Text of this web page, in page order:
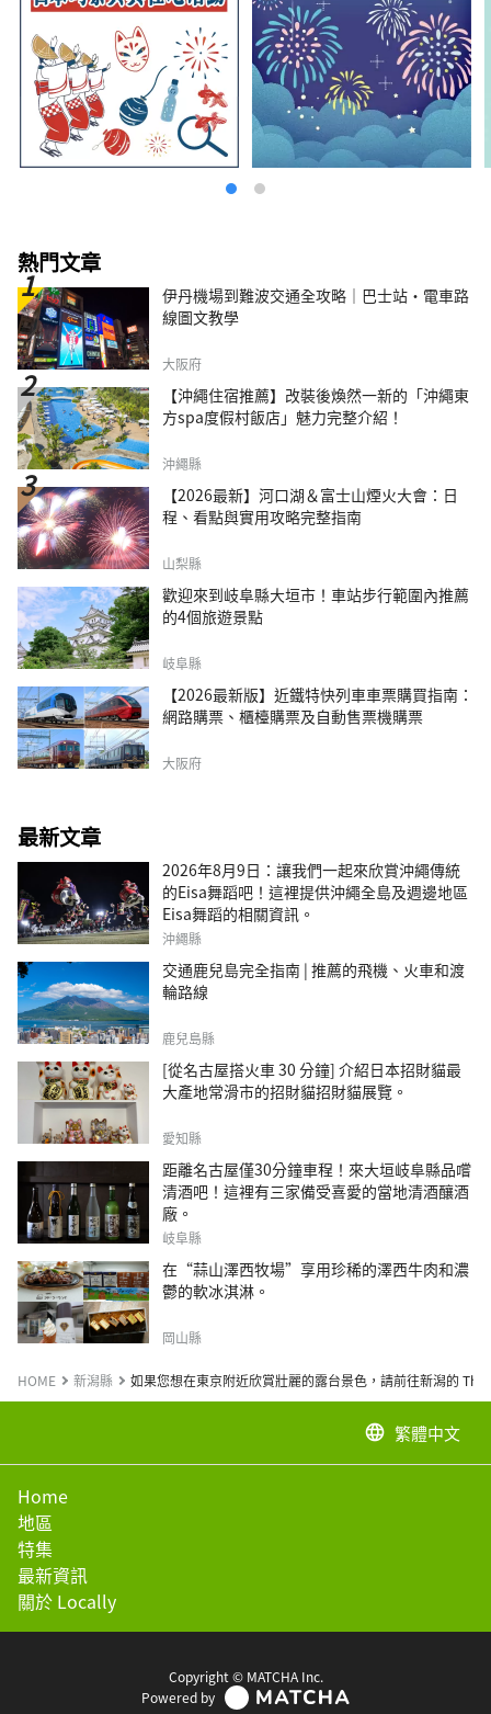
熱門文章
伊丹機場到難波交通全攻略｜巴士站・電車路
線圖文教學
大阪府
【沖繩住宿推薦】改裝後煥然一新的「沖繩東
方spa度假村飯店」魅力完整介紹！
沖繩縣
【2026最新】河口湖＆富士山煙火大會：日
程、看點與實用攻略完整指南
山梨縣
歡迎來到岐阜縣大垣市！車站步行範圍內推薦
的4個旅遊景點
岐阜縣
【2026最新版】近鐵特快列車車票購買指南：
網路購票、櫃檯購票及自動售票機購票
大阪府
最新文章
2026年8月9日：讓我們一起來欣賞沖繩傳統
的Eisa舞蹈吧！這裡提供沖繩全島及週邊地區
Eisa舞蹈的相關資訊。
沖繩縣
交通鹿兒島完全指南 | 推薦的飛機、火車和渡
輪路線
鹿兒島縣
[從名古屋搭火車 30 分鐘] 介紹日本招財貓最
大產地常滑市的招財貓招財貓展覽。
愛知縣
距離名古屋僅30分鐘車程！來大垣岐阜縣品嚐
清酒吧！這裡有三家備受喜愛的當地清酒釀酒
廠。
岐阜縣
在“蒜山澤西牧場”享用珍稀的澤西牛肉和濃
鬱的軟冰淇淋。
岡山縣
HOME 新潟縣 如果您想在東京附近欣賞壯麗的露台景色，請前往新潟的
language 繁體中文
Home
地區
特集
最新資訊
關於 Locally
Copyright © MATCHA Inc.
Powered by